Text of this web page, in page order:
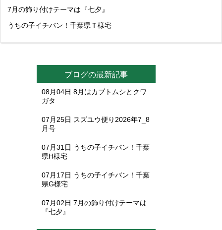
7月の飾り付けテーマは『七夕』
うちの子イチバン！千葉県Ｔ様宅
ブログの最新記事
08月04日 8月はカブトムシとクワ
ガタ
07月25日 スズユウ便り2026年7_8
月号
07月31日 うちの子イチバン！千葉
県H様宅
07月17日 うちの子イチバン！千葉
県G様宅
07月02日 7月の飾り付けテーマは
『七夕』